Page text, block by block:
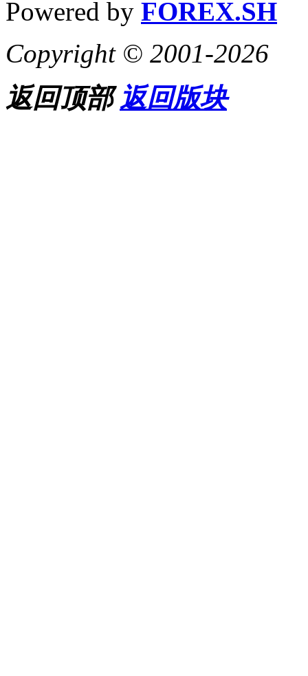
Powered by FOREX.SH
Copyright © 2001-2026
返回顶部 返回版块